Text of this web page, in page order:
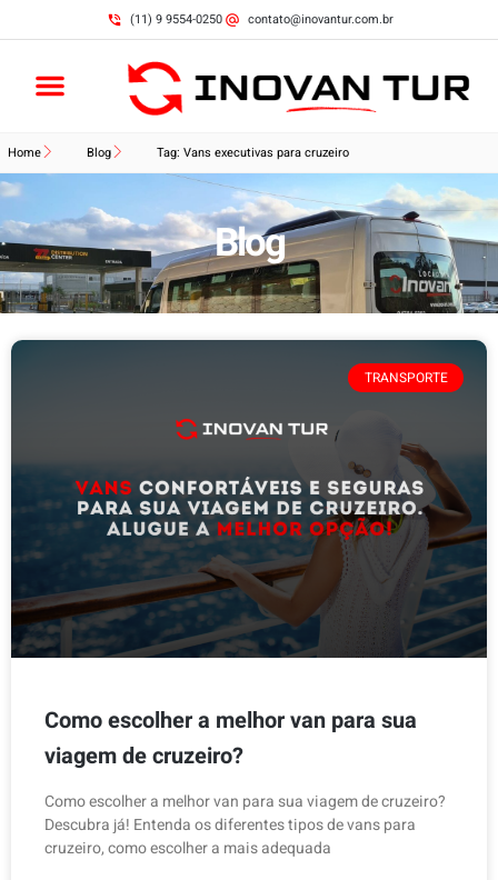
(11) 9 9554-0250 contato@inovantur.com.br
Home Blog Tag: Vans executivas para cruzeiro
Blog
TRANSPORTE
Como escolher a melhor van para sua
viagem de cruzeiro?
Como escolher a melhor van para sua viagem de cruzeiro?
Descubra já! Entenda os diferentes tipos de vans para
cruzeiro, como escolher a mais adequada